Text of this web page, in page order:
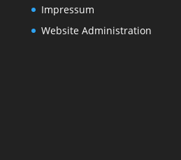
Impressum
Website Administration